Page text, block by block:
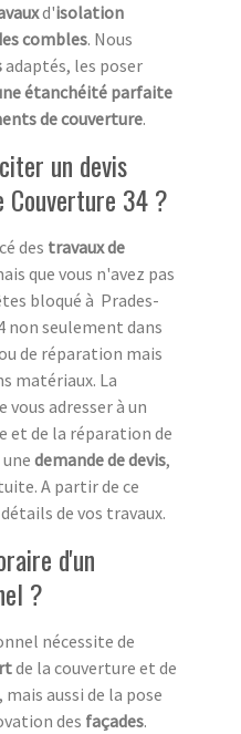
d'isolation
combles. Nous
adaptés, les poser
étanchéité parfaite
de couverture.
un devis
Couverture 34 ?
des travaux de
que vous n'avez pas
bloqué à Prades-
non seulement dans
de réparation mais
matériaux. La
adresser à un
et de la réparation de
demande de devis,
A partir de ce
de vos travaux.
d'un
?
nécessite de
de la couverture et de
aussi de la pose
des façades.